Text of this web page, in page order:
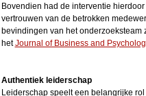
Bovendien had de interventie
vertrouwen van de betrokken
bevindingen van het
hetJournal of Business and
Authentiek leiderschap
Leiderschap speelt een belangrijke